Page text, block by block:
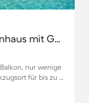
Voll ausgestattetes schönes Ferienhaus mit Garten, Terrasse und Grill | Ideal für Homeoffice
nur wenige
für bis zu 5